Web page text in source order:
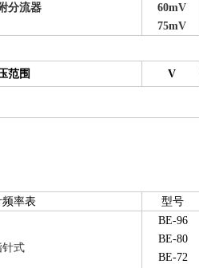
分流器
60mV
75mV
范围 V
频率表 型号
针式
BE-96
BE-80
BE-72